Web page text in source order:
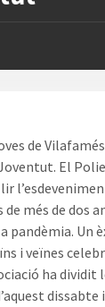
de
El
de més de dos
pandèmia. Un
i veïnes
ha dividit